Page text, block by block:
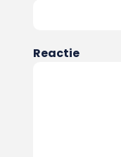
Reactie